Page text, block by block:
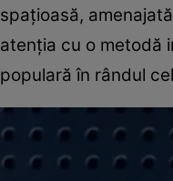
spațioasă,
atenția cu o metodă
populară în rândul